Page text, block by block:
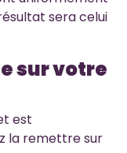
sera celui
sur votre
est
la remettre sur